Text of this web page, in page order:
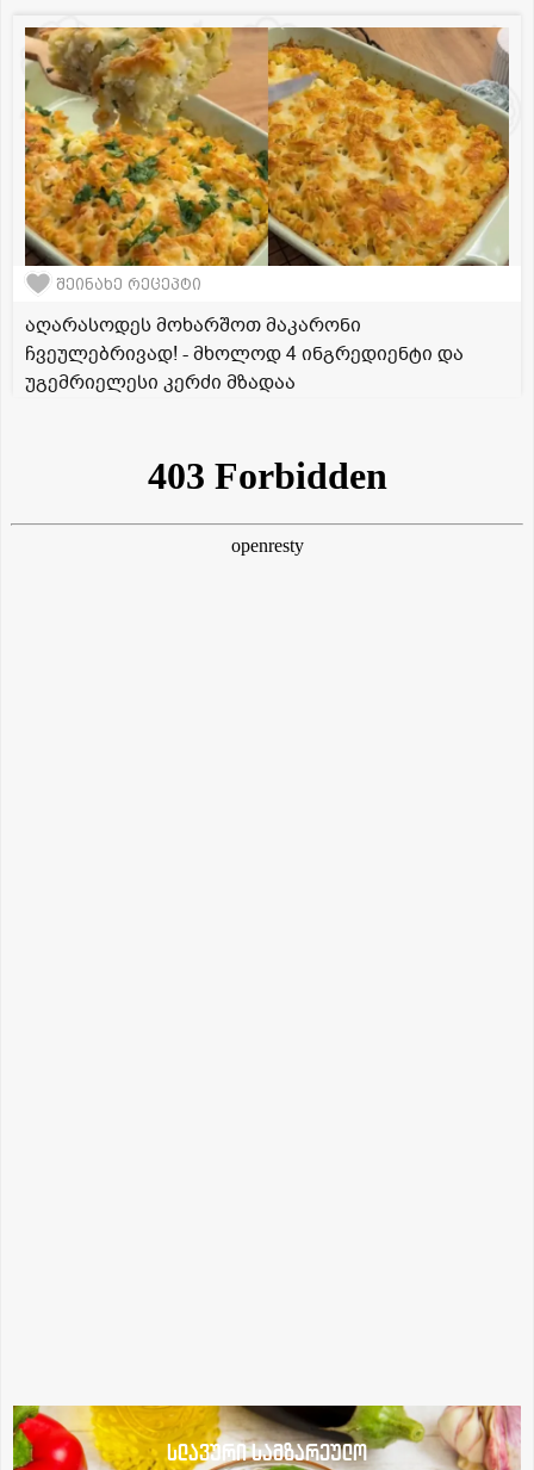
შეინახე რეცეპტი
აღარასოდეს მოხარშოთ მაკარონი
ჩვეულებრივად! - მხოლოდ 4 ინგრედიენტი და
უგემრიელესი კერძი მზადაა
სლავური სამზარეულო